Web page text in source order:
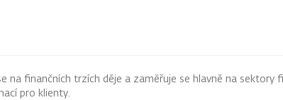
na finančních trzích děje a zaměřuje se hlavně na sektory
pro klienty.